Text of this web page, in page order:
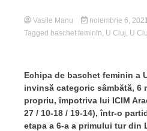
Vasile Manu noiembrie 6, 2021
Tagged baschet feminin U Cluj U
Echipa de baschet feminin a
invinsă categoric sâmbătă, 6
propriu, împotriva lui ICIM
27 / 10-18 / 19-14), într-o
etapa a 6-a a primului tur din